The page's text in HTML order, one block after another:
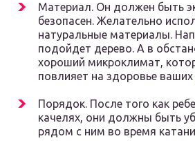
Материал. Он должен быть
безопасен. Желательно
натуральные материалы.
подойдет дерево. А в
хороший микроклимат,
повлияет на здоровье ваших
Порядок. После того как
качелях, они должны быть
рядом с ним во время